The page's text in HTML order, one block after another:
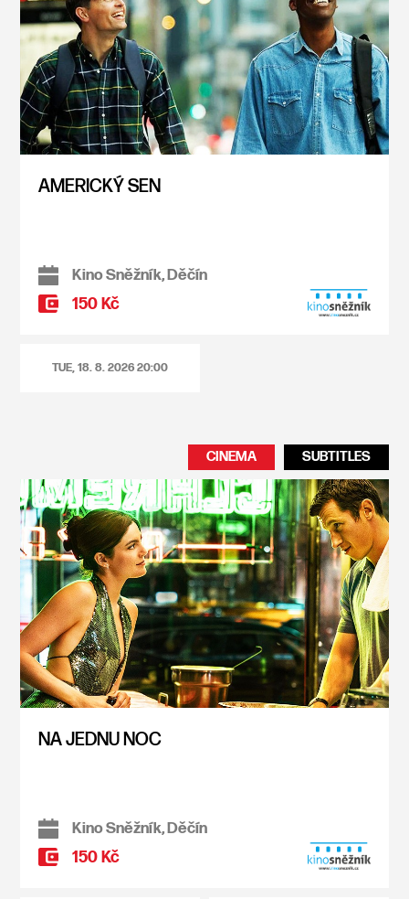
AMERICKÝ SEN
Kino Sněžník, Děčín
150 Kč
TUE, 18. 8. 202620:00
CINEMA SUBTITLES
NA JEDNU NOC
Kino Sněžník, Děčín
150 Kč